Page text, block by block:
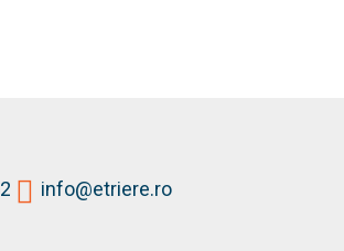
info@etriere.ro